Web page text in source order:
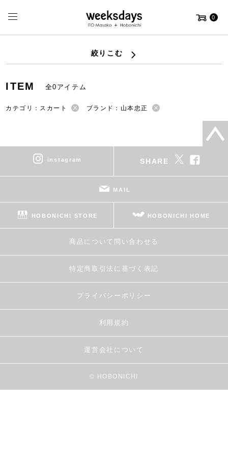
0
絞りこむ
ITEM 全0アイテム
カテゴリ：スカート ブランド：山本忠正
instagram SHARE
MAIL
HOBONICHI STORE HOBONICHI HOME
商品について問い合わせる
特定商取引法に基づく表記
プライバシーポリシー
利用規約
運営会社について
© HOBONICHI